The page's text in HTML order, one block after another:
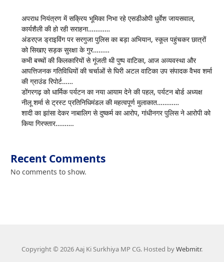
अपराध नियंत्रण में सक्रिय भूमिका निभा रहे एसडीओपी धुर्वेश जायसवाल,
कार्यशैली की हो रही सराहना…………
अंडरएज ड्राइविंग पर सरगुजा पुलिस का बड़ा अभियान, स्कूल पहुंचकर छात्रों
को सिखाए सड़क सुरक्षा के गुर………
कभी बच्चों की किलकारियों से गूंजती थी पुष्प वाटिका, आज अव्यवस्था और
आपत्तिजनक गतिविधियों की चर्चाओं से घिरी अटल वाटिका उप संपादक वैभव शर्मा
की ग्राउंड रिपोर्ट……
डोंगरगढ़ को धार्मिक पर्यटन का नया आयाम देने की पहल, पर्यटन बोर्ड अध्यक्ष
नीलू शर्मा से ट्रस्ट प्रतिनिधिमंडल की महत्वपूर्ण मुलाकात…………
शादी का झांसा देकर नाबालिग से दुष्कर्म का आरोप, गांधीनगर पुलिस ने आरोपी को
किया गिरफ्तार……….
Recent Comments
No comments to show.
Copyright © 2026 Aaj Ki Surkhiya MP CG. Hosted byWebmitr.